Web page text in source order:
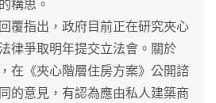
構思。
指出，政府目前正在研究夾心
律爭取明年提交立法會。關於
在《夾心階層住房方案》公開諮
的意見，有認為應由私人建築商